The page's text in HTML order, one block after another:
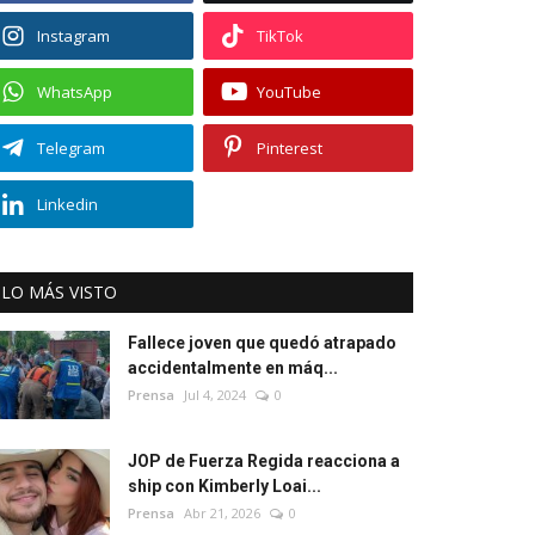
Instagram TikTok
WhatsApp YouTube
Telegram Pinterest
Linkedin
LO MÁS VISTO
Fallece joven que quedó atrapado
accidentalmente en máq...
Prensa Jul 4, 2024 0
JOP de Fuerza Regida reacciona a
ship con Kimberly Loai...
Prensa Abr 21, 2026 0